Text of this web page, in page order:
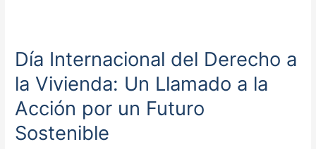
Día Internacional del Derecho a
la Vivienda: Un Llamado a la
Acción por un Futuro
Sostenible
Día
del
Derecho
a
la